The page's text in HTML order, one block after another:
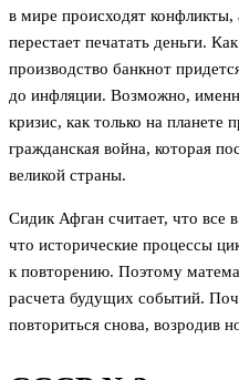
в мире происходят конфликты,
перестает печатать деньги.
производство банкнот
до инфляции. Возможно,
кризис, как только на планете
гражданская война, которая
великой страны.
Сидик Афган считает, что все
что исторические процессы
к повторению. Поэтому
расчета будущих событий.
повториться снова, возродив